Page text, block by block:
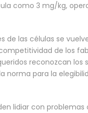
como 3 mg/kg,
de las células se
de los
reconozcan los
norma para la
lidiar con